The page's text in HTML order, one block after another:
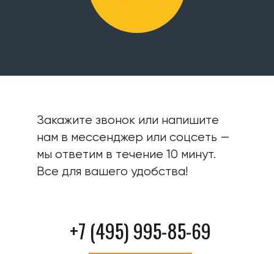
Закажите звонок или напишите
нам в мессенджер или соцсеть —
мы ответим в течение 10 минут.
Все для вашего удобства!
+7 (495) 995-85-69